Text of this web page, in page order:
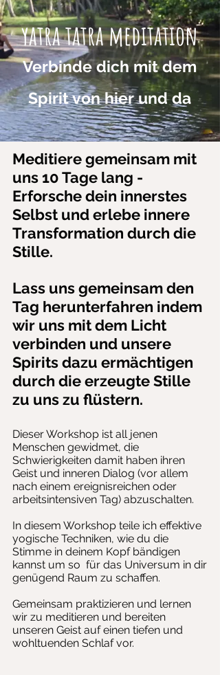
yatra tatra meditation
Verbinde dich mit dem
Spirit von hier und da
Meditiere gemeinsam mit
uns 10 Tage lang -
Erforsche dein innerstes
Selbst und erlebe innere
Transformation durch die
Stille.
Lass uns gemeinsam den
Tag herunterfahren indem
wir uns mit dem Licht
verbinden und unsere
Spirits dazu ermächtigen
durch die erzeugte Stille
zu uns zu flüstern.
Dieser Workshop ist all jenen
Menschen gewidmet, die
Schwierigkeiten damit haben ihren
Geist und inneren Dialog (vor allem
nach einem ereignisreichen oder
arbeitsintensiven Tag) abzuschalten.
In diesem Workshop teile ich effektive
yogische Techniken, wie du die
Stimme in deinem Kopf bändigen
kannst um so für das Universum in dir
genügend Raum zu schaffen.
Gemeinsam praktizieren und lernen
wir zu meditieren und bereiten
unseren Geist auf einen tiefen und
wohltuenden Schlaf vor.